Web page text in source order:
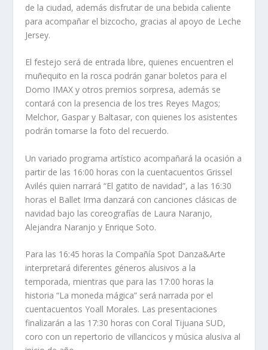
de la ciudad, además disfrutar de una bebida caliente
para acompañar el bizcocho, gracias al apoyo de Leche
Jersey.
El festejo será de entrada libre, quienes encuentren el
muñequito en la rosca podrán ganar boletos para el
Domo IMAX y otros premios sorpresa, además se
contará con la presencia de los tres Reyes Magos;
Melchor, Gaspar y Baltasar, con quienes los asistentes
podrán tomarse la foto del recuerdo.
Un variado programa artístico acompañará la ocasión a
partir de las 16:00 horas con la cuentacuentos Grissel
Avilés quien narrará “El gatito de navidad”, a las 16:30
horas el Ballet Irma danzará con canciones clásicas de
navidad bajo las coreografías de Laura Naranjo,
Alejandra Naranjo y Enrique Soto.
Para las 16:45 horas la Compañía Spot Danza&Arte
interpretará diferentes géneros alusivos a la
temporada, mientras que para las 17:00 horas la
historia “La moneda mágica” será narrada por el
cuentacuentos Yoall Morales. Las presentaciones
finalizarán a las 17:30 horas con Coral Tijuana SUD,
coro con un repertorio de villancicos y música alusiva al